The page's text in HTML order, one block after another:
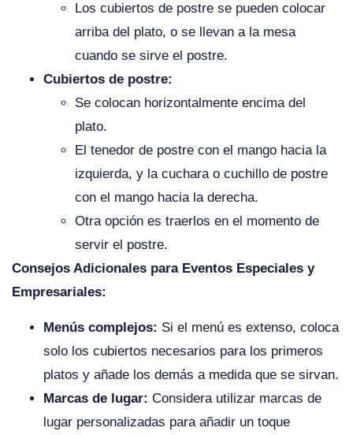
Los cubiertos de postre se pueden colocar
arriba del plato, o se llevan a la mesa
cuando se sirve el postre.
Cubiertos de postre:
Se colocan horizontalmente encima del
plato.
El tenedor de postre con el mango hacia la
izquierda, y la cuchara o cuchillo de postre
con el mango hacia la derecha.
Otra opción es traerlos en el momento de
servir el postre.
Consejos Adicionales para Eventos Especiales y
Empresariales:
Menús complejos: Si el menú es extenso, coloca
solo los cubiertos necesarios para los primeros
platos y añade los demás a medida que se sirvan.
Marcas de lugar: Considera utilizar marcas de
lugar personalizadas para añadir un toque